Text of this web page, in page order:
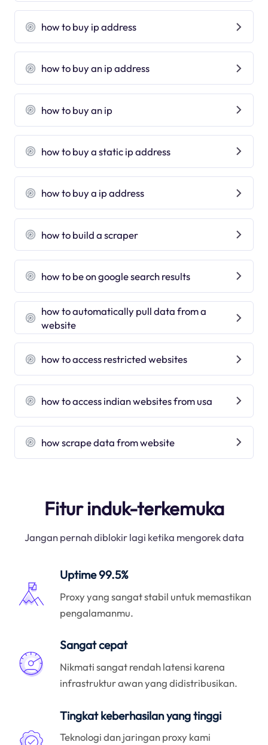
how to buy ip address
how to buy an ip address
how to buy an ip
how to buy a static ip address
how to buy a ip address
how to build a scraper
how to be on google search results
how to automatically pull data from a
website
how to access restricted websites
how to access indian websites from usa
how scrape data from website
Fitur induk-terkemuka
Jangan pernah diblokir lagi ketika mengorek data
Uptime 99.5%
Proxy yang sangat stabil untuk memastikan
pengalamanmu.
Sangat cepat
Nikmati sangat rendah latensi karena
infrastruktur awan yang didistribusikan.
Tingkat keberhasilan yang tinggi
Teknologi dan jaringan proxy kami